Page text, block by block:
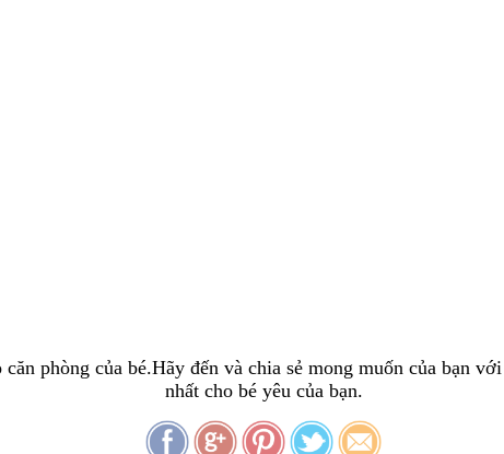
phòng của bé.Hãy đến và chia sẻ mong muốn của bạn
nhất cho bé yêu của bạn.